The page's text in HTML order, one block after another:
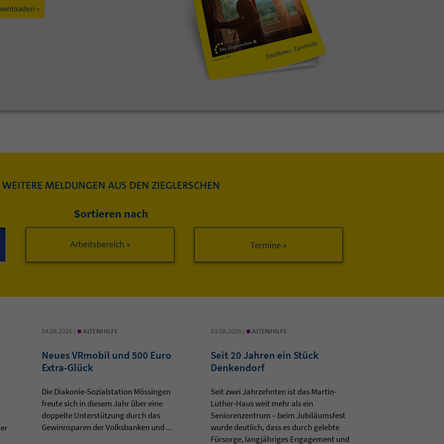
»
WEITERE MELDUNGEN AUS DEN ZIEGLERSCHEN
Sortieren nach
Arbeitsbereich »
04.08.2026 | • ALTENHILFE
Neues VRmobil und 500 Euro
Extra-Glück
Die Diakonie-Sozialstation Mössingen
freute sich in diesem Jahr über eine
doppelte Unterstützung durch das
Gewinnsparen der Volksbanken und ...
03.08.2026 | • ALTENHILFE
Seit 20 Jahren ein Stück
Denkendorf
Seit zwei Jahrzehnten ist das Martin-
Luther-Haus weit mehr als ein
Seniorenzentrum – beim Jubiläumsfest
wurde deutlich, dass es durch gelebte
Fürsorge, langjähriges Engagement und